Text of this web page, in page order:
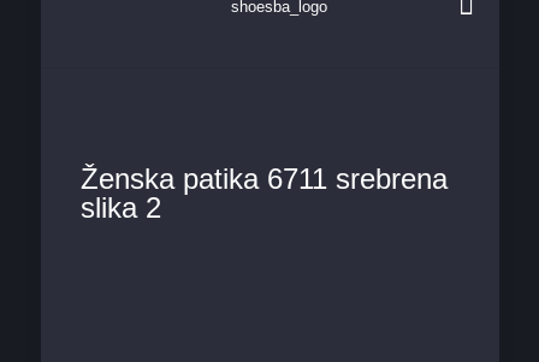
Ženska patika 6711 srebrena
slika 2